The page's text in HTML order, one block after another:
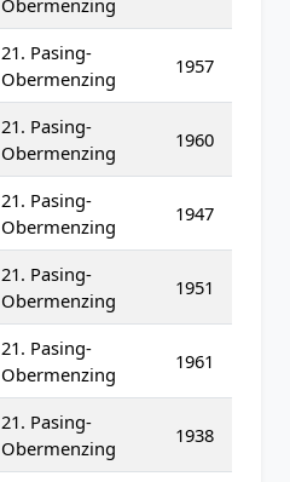
Obermenzing
21. Pasing-
Obermenzing
1957
21. Pasing-
Obermenzing
1960
21. Pasing-
Obermenzing
1947
21. Pasing-
Obermenzing
1951
21. Pasing-
Obermenzing
1961
21. Pasing-
Obermenzing
1938